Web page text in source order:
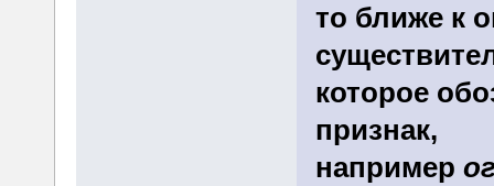
то ближе к
которое
признак,
например